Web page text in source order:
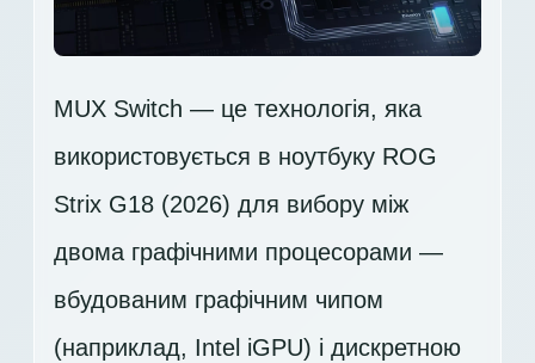
MUX Switch — це технологія, яка
використовується в ноутбуку ROG
Strix G18 (2026) для вибору між
двома графічними процесорами —
вбудованим графічним чипом
(наприклад, Intel iGPU) і дискретною